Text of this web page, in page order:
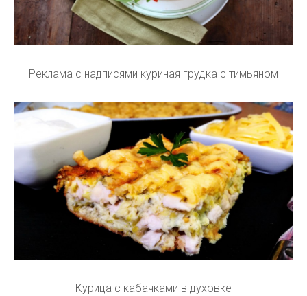
Реклама с надписями куриная грудка с тимьяном
Курица с кабачками в духовке